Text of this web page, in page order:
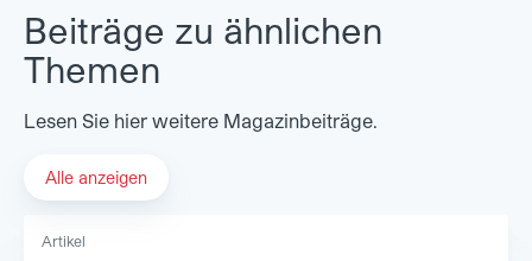
Beiträge zu ähnlichen
Themen
Lesen Sie hier weitere Magazinbeiträge.
Alle anzeigen
Artikel